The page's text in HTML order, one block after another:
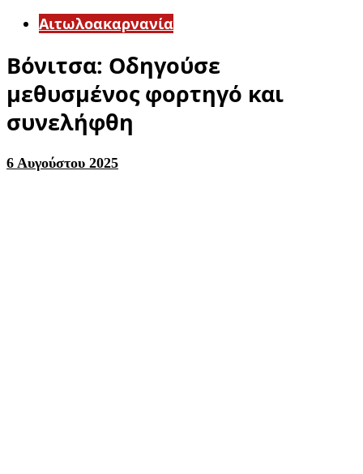
Αιτωλοακαρνανία
Βόνιτσα: Οδηγούσε
μεθυσμένος φορτηγό και
συνελήφθη
6 Αυγούστου 2025